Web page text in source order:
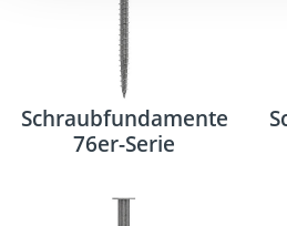
Schraubfundamente
76er-Serie